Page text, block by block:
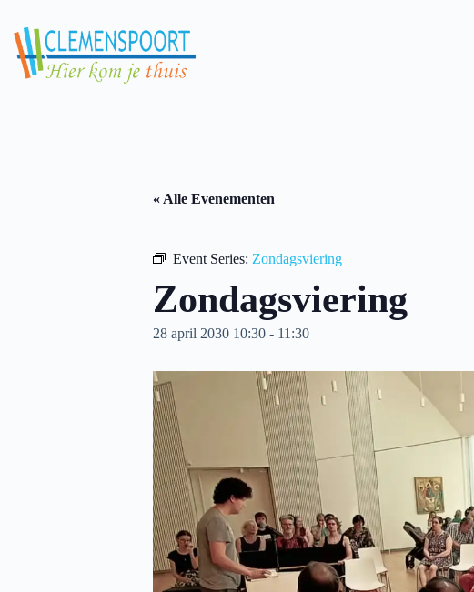
content
« Alle Evenementen
Event Series: Zondagsviering
Zondagsviering
28 april 2030 10:30 - 11:30